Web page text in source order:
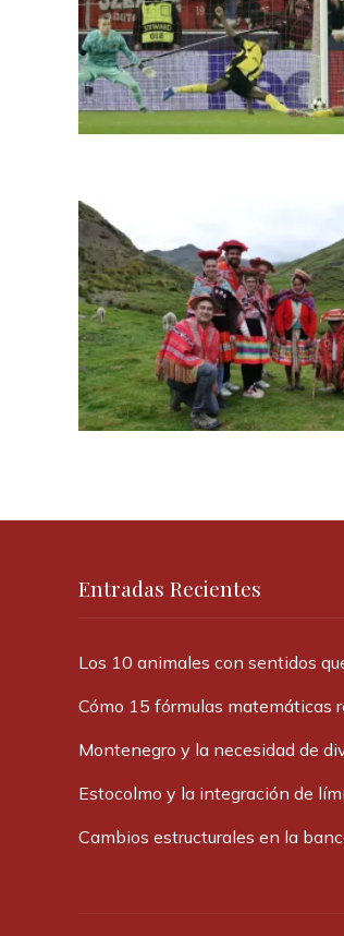
Entradas Recientes
Los 10 animales con sentidos
Cómo 15 fórmulas matemáticas
Montenegro y la necesidad de
Estocolmo y la integración de
Cambios estructurales en la